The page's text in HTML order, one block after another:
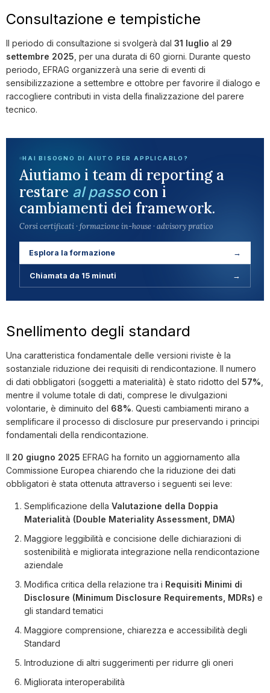
Consultazione e tempistiche
Il periodo di consultazione si svolgerà dal 31 luglio al 29
settembre 2025 , per una durata di 60 giorni. Durante questo
periodo, EFRAG organizzerà una serie di eventi di
sensibilizzazione a settembre e ottobre per favorire il dialogo e
raccogliere contributi in vista della finalizzazione del parere
tecnico.
HAI BISOGNO DI AIUTO PER APPLICARLO?
Aiutiamo i team di reporting a
restare al passocon i
cambiamenti dei framework.
Corsi certificati · formazione in-house · advisory pratico
Esplora la formazione →
Chiamata da 15 minuti →
Snellimento degli standard
Una caratteristica fondamentale delle versioni riviste è la
sostanziale riduzione dei requisiti di rendicontazione. Il numero
di dati obbligatori (soggetti a materialità) è stato ridotto del 57%
mentre il volume totale di dati, comprese le divulgazioni
volontarie, è diminuito del 68%. Questi cambiamenti mirano a
semplificare il processo di disclosure pur preservando i principi
fondamentali della rendicontazione.
Il 20 giugno 2025 EFRAG ha fornito un aggiornamento alla
Commissione Europea chiarendo che la riduzione dei dati
obbligatori è stata ottenuta attraverso i seguenti sei leve:
Semplificazione della Valutazione della Doppia
Materialità (Double Materiality Assessment, DMA)
Maggiore leggibilità e concisione delle dichiarazioni di
sostenibilità e migliorata integrazione nella rendicontazione
aziendale
Modifica critica della relazione tra i Requisiti Minimi di
Disclosure (Minimum Disclosure Requirements, MDRs) e
gli standard tematici
Maggiore comprensione, chiarezza e accessibilità degli
Standard
Introduzione di altri suggerimenti per ridurre gli oneri
Migliorata interoperabilità